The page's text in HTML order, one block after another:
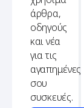
Τα
2022